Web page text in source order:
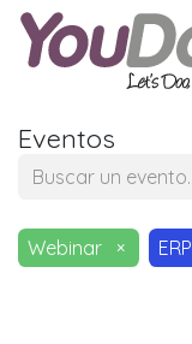
Eventos
Webinar × ERP